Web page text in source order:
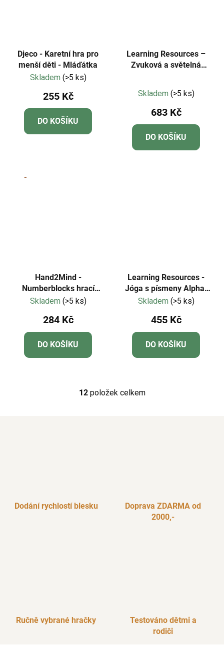
Djeco - Karetní hra pro
menší děti - Mláďátka
Skladem (>5 ks)
255 Kč
DO KOŠÍKU
Learning Resources –
Zvuková a světelná
Sounds Buzzers)
hodnocení
produktu
je
5,0
z
Skladem (>5 ks)
683 Kč
DO KOŠÍKU
Hand2Mind -
Numberblocks hrací
karty univerzální
Skladem (>5 ks)
284 Kč
DO KOŠÍKU
Learning Resources -
Jóga s písmeny Alpha-
Pose™
Skladem (>5 ks)
455 Kč
DO KOŠÍKU
O
12položek celkem
Dodání rychlostí blesku
Doprava ZDARMA od
2000,-
Ručně vybrané hračky
Testováno dětmi a
rodiči